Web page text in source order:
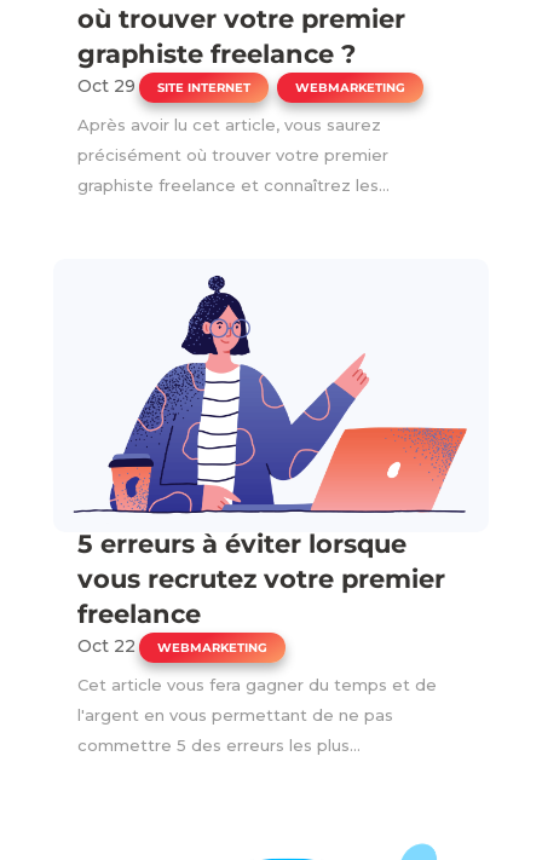
où trouver votre premier
graphiste freelance ?
Oct 29 | SITE INTERNET , WEBMARKETING
Après avoir lu cet article, vous saurez
précisément où trouver votre premier
graphiste freelance et connaîtrez les...
5 erreurs à éviter lorsque
vous recrutez votre premier
freelance
Oct 22 | WEBMARKETING
Cet article vous fera gagner du temps et de
l'argent en vous permettant de ne pas
commettre 5 des erreurs les plus...